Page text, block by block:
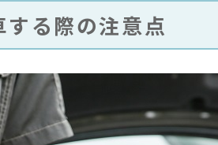
る際の注意点